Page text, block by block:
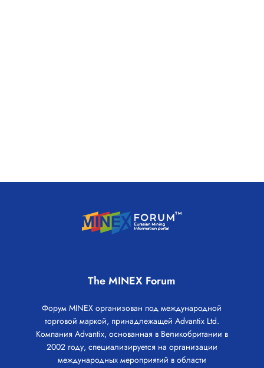
The MINEX Forum
Форум MINEX организован под международной
торговой маркой, принадлежащей Advantix Ltd.
Компания Advantix, основанная в Великобритании в
2002 году, специализируется на организации
международных мероприятий в области